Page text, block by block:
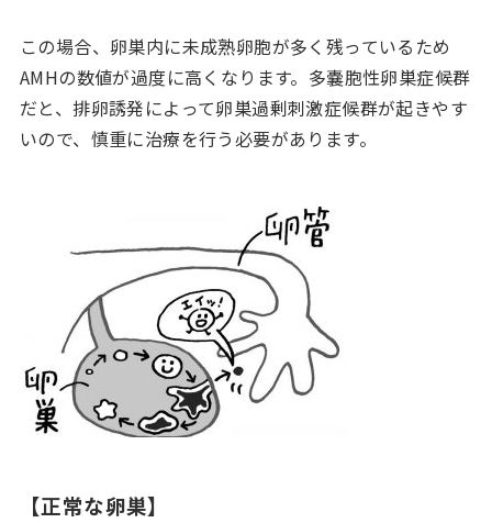
この場合、卵巣内に未成熟卵胞が多く残っているため
AMHの数値が過度に高くなります。多嚢胞性卵巣症候群
だと、排卵誘発によって卵巣過剰刺激症候群が起きやす
いので、慎重に治療を行う必要があります。
【正常な卵巣】